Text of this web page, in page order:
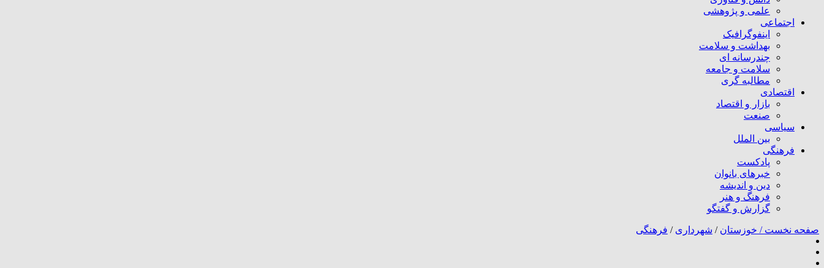
علمی و پژوهشی
اجتماعی
اینفوگرافیک
بهداشت و سلامت
چندرسانه ای
سلامت و جامعه
مطالبه گری
اقتصادی
بازار و اقتصاد
صنعت
سیاسی
بین الملل
فرهنگی
پادکست
خبرهای بانوان
دین و اندیشه
فرهنگ و هنر
گزارش و گفتگو
صفحه نخست / خوزستان / شهرداری / فرهنگی